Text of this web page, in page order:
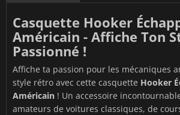
Casquette Hooker
Américain - Affiche Ton
Passionné !
Affiche ta passion pour les mécaniques
style rétro avec cette casquette Hooker
Américain ! Un accessoire
amateurs de voitures classiques, de